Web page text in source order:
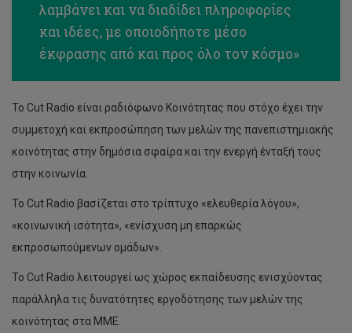
λαμβάνει και να διαδίδει πληροφορίες
και ιδέες, με οποιοδήποτε μέσο
έκφρασης από και προς όλο τον κόσμο»
Το Cut Radio είναι ραδιόφωνο Κοινότητας που στόχο έχει την
συμμετοχή και εκπροσώπηση των μελών της πανεπιστημιακής
κοινότητας στην δημόσια σφαίρα και την ενεργή ένταξή τους
στην κοινωνία.
Το Cut Radio βασίζεται στο τρίπτυχο «ελευθερία λόγου»,
«κοινωνική ισότητα», «ενίσχυση μη επαρκώς
εκπροσωπούμενων ομάδων».
Το Cut Radio λειτουργεί ως χώρος εκπαίδευσης ενισχύοντας
παράλληλα τις δυνατότητες εργοδότησης των μελών της
κοινότητας στα ΜΜΕ.